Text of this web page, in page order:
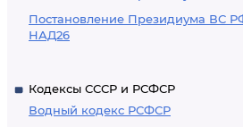
Постановление Президиума ВС
НАД26
Кодексы СССР и РСФСР
Водный кодекс РСФСР